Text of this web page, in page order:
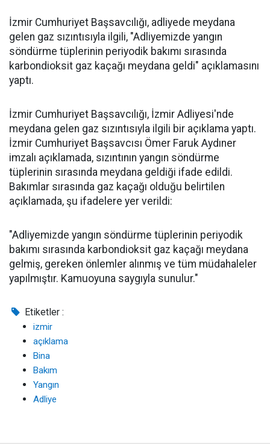
İzmir Cumhuriyet Başsavcılığı, adliyede meydana
gelen gaz sızıntısıyla ilgili, "Adliyemizde yangın
söndürme tüplerinin periyodik bakımı sırasında
karbondioksit gaz kaçağı meydana geldi" açıklamasını
yaptı.
İzmir Cumhuriyet Başsavcılığı, İzmir Adliyesi'nde
meydana gelen gaz sızıntısıyla ilgili bir açıklama yaptı.
İzmir Cumhuriyet Başsavcısı Ömer Faruk Aydıner
imzalı açıklamada, sızıntının yangın söndürme
tüplerinin sırasında meydana geldiği ifade edildi.
Bakımlar sırasında gaz kaçağı olduğu belirtilen
açıklamada, şu ifadelere yer verildi:
"Adliyemizde yangın söndürme tüplerinin periyodik
bakımı sırasında karbondioksit gaz kaçağı meydana
gelmiş, gereken önlemler alınmış ve tüm müdahaleler
yapılmıştır. Kamuoyuna saygıyla sunulur."
Etiketler :
izmir
açıklama
Bina
Bakım
Yangın
Adliye